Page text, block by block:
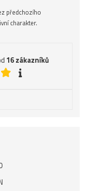
předchozího
charakter.
16zákazníků